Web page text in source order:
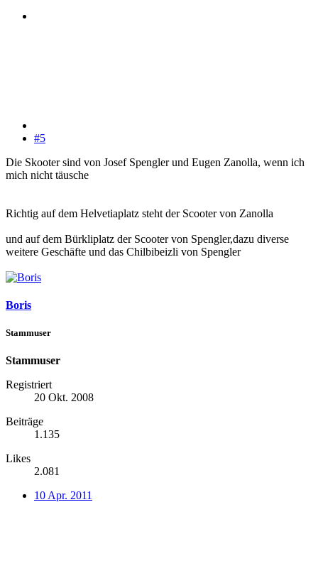
#5
Die Skooter sind von Josef Spengler und Eugen Zanolla, wenn ich
mich nicht täusche
Richtig auf dem Helvetiaplatz steht der Scooter von Zanolla
und auf dem Bürkliplatz der Scooter von Spengler,dazu diverse
weitere Geschäfte und das Chilbibeizli von Spengler
Boris
Stammuser
Stammuser
Registriert
20 Okt. 2008
Beiträge
1.135
Likes
2.081
10 Apr. 2011